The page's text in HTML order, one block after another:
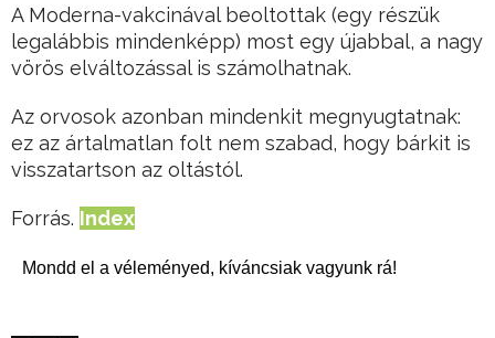
A Moderna-vakcinával beoltottak (egy részük
legalábbis mindenképp) most egy újabbal, a nagy
vörös elváltozással is számolhatnak.
Az orvosok azonban mindenkit megnyugtatnak:
ez az ártalmatlan folt nem szabad, hogy bárkit is
visszatartson az oltástól.
Forrás. Index
Mondd el a véleményed, kíváncsiak vagyunk rá!